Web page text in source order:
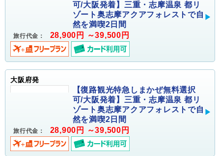
可/大阪発着】三重・志摩温泉 都リ
ゾート奥志摩アクアフォレストで自
然を満喫2日間
旅行代金： 28,900円 ～39,500円
大阪府発
【復路観光特急しまかぜ無料選択
可/大阪発着】三重・志摩温泉 都リ
ゾート奥志摩アクアフォレストで自
然を満喫2日間
旅行代金： 28,900円 ～39,500円